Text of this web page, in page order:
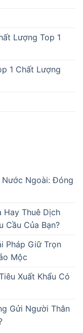
Lượng Top 1
1 Chất Lượng
Ngoài: Đóng
Hay Thuê Dịch
Cầu Của Bạn?
Pháp Giữ Trọn
Mộc
Xuất Khẩu Có
Gửi Người Thân